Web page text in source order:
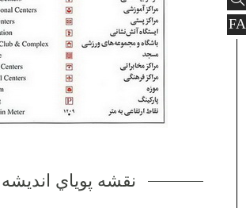
FA
نقشه پوياي انديشه